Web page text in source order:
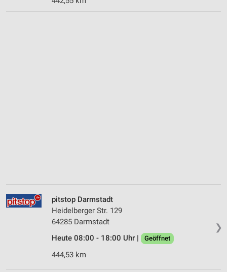
❯
pitstop Darmstadt
Heidelberger Str. 129
64285 Darmstadt
Heute 08:00 - 18:00 Uhr |
Geöffnet
444,53 km